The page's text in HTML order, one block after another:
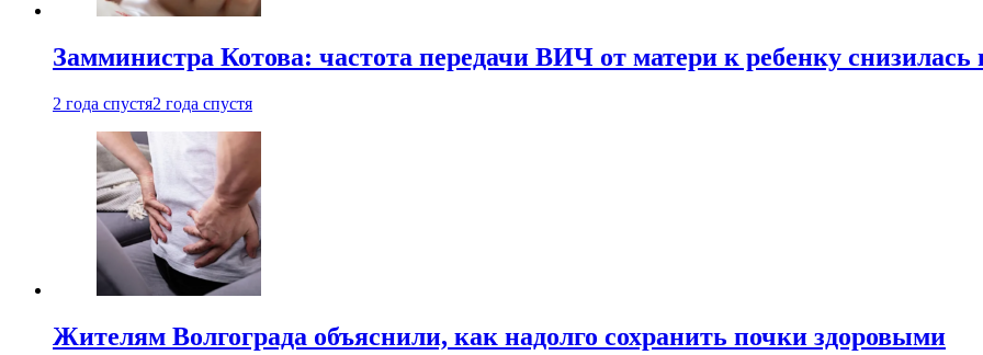
Замминистра Котова: частота передачи ВИЧ от матери к ребенку снизилась
2 года спустя2 года спустя
Жителям Волгограда объяснили, как надолго сохранить почки здоровыми